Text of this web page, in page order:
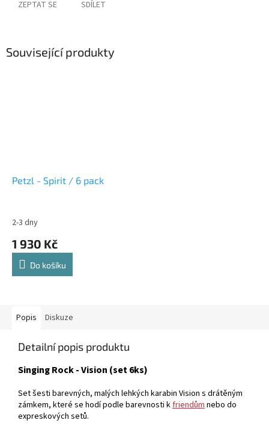
ZEPTAT SE SDÍLET
Související produkty
Petzl - Spirit / 6 pack
2-3 dny
1 930 Kč
Do košíku
Popis Diskuze
Detailní popis produktu
Singing Rock - Vision (set 6ks)
Set šesti barevných, malých lehkých karabin Vision s drátěným
zámkem, které se hodí podle barevnosti kfriendům nebo do
expreskových setů.